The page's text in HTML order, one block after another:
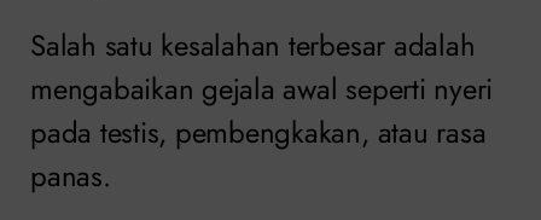
Salah satu kesalahan terbesar adalah
mengabaikan gejala awal seperti nyeri
pada testis, pembengkakan, atau rasa
panas.